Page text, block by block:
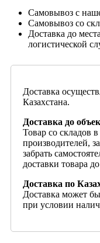
Самовывоз с
Самовывоз со
Доставка до
логистической
Доставка
Казахстана.
Доставка до
Товар со складов
производителей,
забрать
доставки товара
Доставка по
Доставка может
при условии